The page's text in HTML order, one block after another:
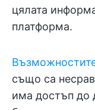
цялата
платформа.
също са
има достъп до